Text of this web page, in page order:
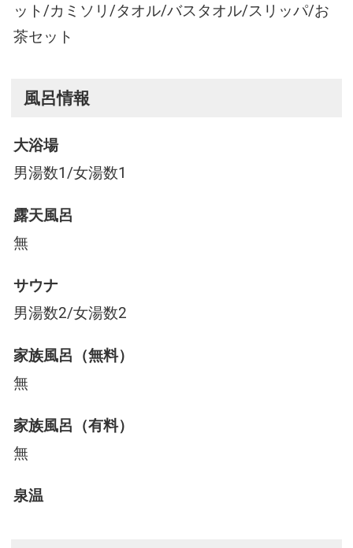
ット/カミソリ/タオル/バスタオル/スリッパ/お
茶セット
風呂情報
大浴場
男湯数1/女湯数1
露天風呂
無
サウナ
男湯数2/女湯数2
家族風呂（無料）
無
家族風呂（有料）
無
泉温